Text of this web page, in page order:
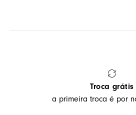
Troca grátis
a primeira troca é por